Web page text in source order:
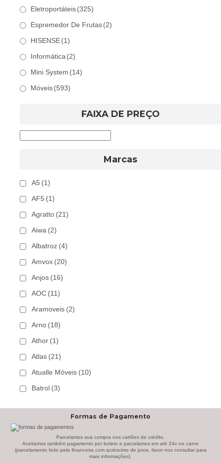
Eletroportáteis (325)
Espremedor De Frutas (2)
HISENSE (1)
Informática (2)
Mini System (14)
Móveis (593)
FAIXA DE PREÇO
Marcas
A5 (1)
AF5 (1)
Agratto (21)
Aiwa (2)
Albatroz (4)
Amvox (20)
Anjos (16)
AOC (11)
Aramoveis (2)
Arno (18)
Athor (1)
Atlas (21)
Atualle Móveis (10)
Batrol (3)
Bem Estar Clima (2)
Bem Estar Estofados (3)
Formas de Pagamento
Parcelamos sua compra nos cartões de crédito.
Aceitamos também pagamento por boleto e parcelamos em até 24x no carne
(parcelamento feito pela financeira com acréscimo de juros, favor nos consultar para
mais informações).